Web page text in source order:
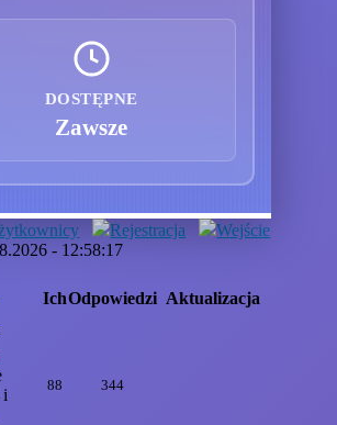
DOSTĘPNE
Zawsze
Rejestracja
Wejście
- 12:58:17
IchOdpowiedzi Aktualizacja
i
88 344